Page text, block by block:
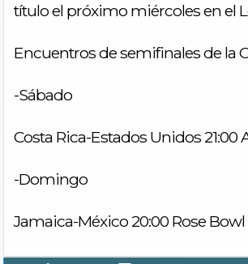
título el próximo miércoles en el
Encuentros de semifinales de la
-Sábado
Costa Rica-Estados Unidos 21:00
-Domingo
Jamaica-México 20:00 Rose Bowl